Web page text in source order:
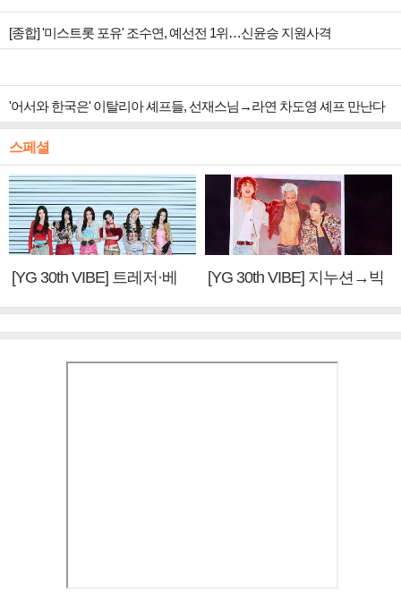
[종합] '미스트롯 포유' 조수연, 예선전 1위…신윤승 지원사격
'어서와 한국은' 이탈리아 셰프들, 선재스님→라연 차도영 셰프 만난다
스페셜
[YG 30th VIBE] 트레저·베
[YG 30th VIBE] 지누션→빅